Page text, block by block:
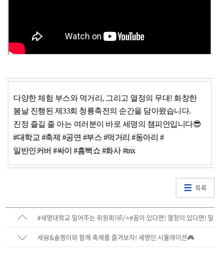
다양한 체험 부스와 먹거리, 그리고 열정의 무대! 화창한
봄날 진행된 제33회 청룡축전의 순간을 담아왔습니다.
진정 즐길 줄 아는 여러분이 바로 세명의 챔피언입니다😎
#대학교 #축제 #공연 #부스 #먹거리 #동아리 #
일반인커버 #싸이 #흠뻑쇼 #화사 #tnx
목록
#세명대학교 밀어주는 위원회!🤣/⭐#꿈이 있다면! 열정이 있다면! 밀
어 #dream니다⭐
세묭&솔멩이와 함께 축제를 즐겨보자! 세명인 시뮬레이션🎮